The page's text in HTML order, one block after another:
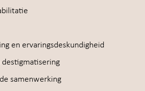
en ervaringsdeskundigheid
samenwerking